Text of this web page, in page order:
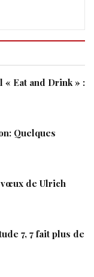
Eat and Drink » :
Quelques
de Ulrich
7, 7 fait plus de